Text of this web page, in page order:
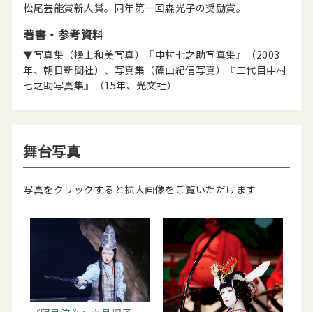
松尾芸能賞新人賞。同年第一回森光子の奨励賞。
著書・参考資料
▼写真集（操上和美写真）『中村七之助写真集』（2003
年、朝日新聞社）、写真集（篠山紀信写真）『二代目中村
七之助写真集』（15年、光文社）
舞台写真
写真をクリックすると拡大画像をご覧いただけます